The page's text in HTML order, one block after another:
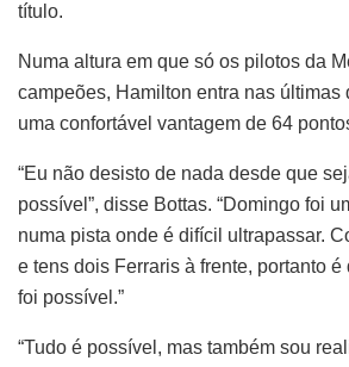
título.
Numa altura em que só os pilotos da
campeões, Hamilton entra nas últimas
uma confortável vantagem de 64
“Eu não desisto de nada desde que
possível”, disse Bottas. “Domingo foi
numa pista onde é difícil ultrapassar.
e tens dois Ferraris à frente, portanto
foi possível.”
“Tudo é possível, mas também sou